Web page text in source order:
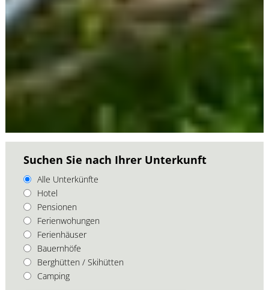
Suchen Sie nach Ihrer Unterkunft
Alle Unterkünfte
Hotel
Pensionen
Ferienwohungen
Ferienhäuser
Bauernhöfe
Berghütten / Skihütten
Camping